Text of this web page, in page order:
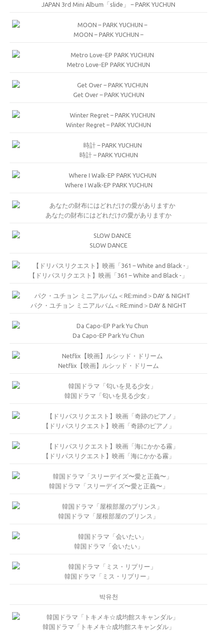
JAPAN 3rd Mini Album「slide」 – PARK YUCHUN
MOON – PARK YUCHUN –
Metro Love-EP PARK YUCHUN
Get Over – PARK YUCHUN
Winter Regret – PARK YUCHUN
時計 – PARK YUCHUN
Where I Walk-EP PARK YUCHUN
あなたの財布にはどれだけの愛がありますか
SLOW DANCE
【ドリパスリクエスト】映画「361 – White and Black -」
パク・ユチョン ミニアルバム＜RE:mind＞DAY & NIGHT
Da Capo-EP Park Yu Chun
Netflix【映画】ルシッド・ドリーム
韓国ドラマ「匂いを見る少女」
【ドリパスリクエスト】映画「奇跡のピアノ」
【ドリパスリクエスト】映画「海にかかる霧」
韓国ドラマ「スリーデイズ〜愛と正義〜」
韓国ドラマ「屋根部屋のプリンス」
韓国ドラマ「会いたい」
韓国ドラマ「ミス・リプリー」
박유천
韓国ドラマ「トキメキ☆成均館スキャンダル」